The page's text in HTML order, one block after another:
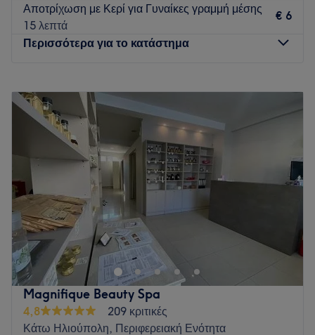
Αποτρίχωση με Κερί για Γυναίκες γραμμή μέσης
15 λεπτά
€ 6
Περισσότερα για το κατάστημα
Τρίτη
Τετάρτη
Πέμπτη
09:00
Παρασκευή
09:00
Σάββατο
Κυριακή
Κλειστό
Το Elysian beauty salon λειτουργεί στον Εύοσμο
Θεσσαλονίκης από το 2019 από δύο καταξιωμένες
αισθητικούς ΤΕΙ την Άννα και Κωνσταντίνα Κωνσταντινίδου
με πολύ αγάπη και αφοσίωση για τον χώρο της αισθητικής,
με συνεχή έρευνα και αναζήτηση για τις πιο εξελιγμένες
υπηρεσίες και τεχνικές για τα πιο άψογα αποτελέσματα! Στο
κατάστημα θα βρείς ένα ζεστό, φιλόξενο, επαγγελαμτικό
Magnifique Beauty Spa
4,8
209 κριτικές
Κάτω Ηλιούπολη, Περιφερειακή Ενότητα